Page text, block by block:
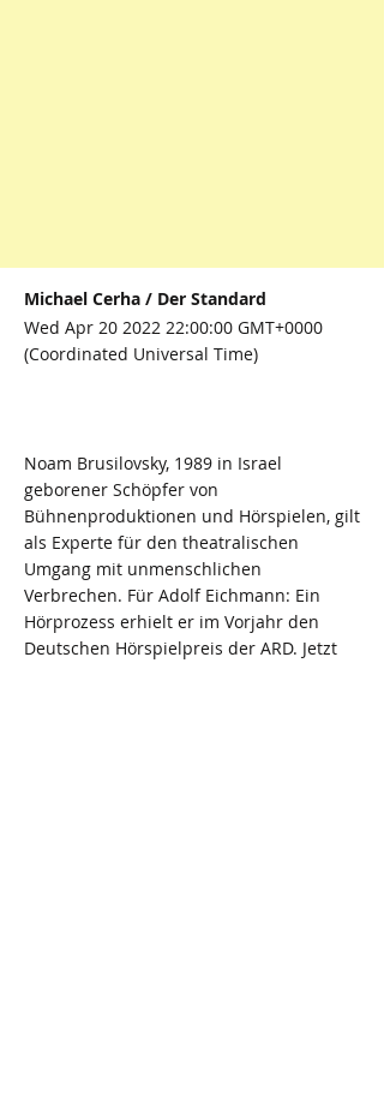
Michael Cerha / Der Standard
Wed Apr 20 2022 22:00:00 GMT+0000
(Coordinated Universal Time)
Noam Brusilovsky, 1989 in Israel
geborener Schöpfer von
Bühnenproduktionen und Hörspielen, gilt
als Experte für den theatralischen
Umgang mit unmenschlichen
Verbrechen. Für Adolf Eichmann: Ein
Hörprozess erhielt er im Vorjahr den
Deutschen Hörspielpreis der ARD. Jetzt